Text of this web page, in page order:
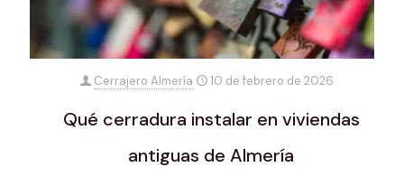
Cerrajero Almería 10 de febrero de 2026
Qué cerradura instalar en viviendas
antiguas de Almería